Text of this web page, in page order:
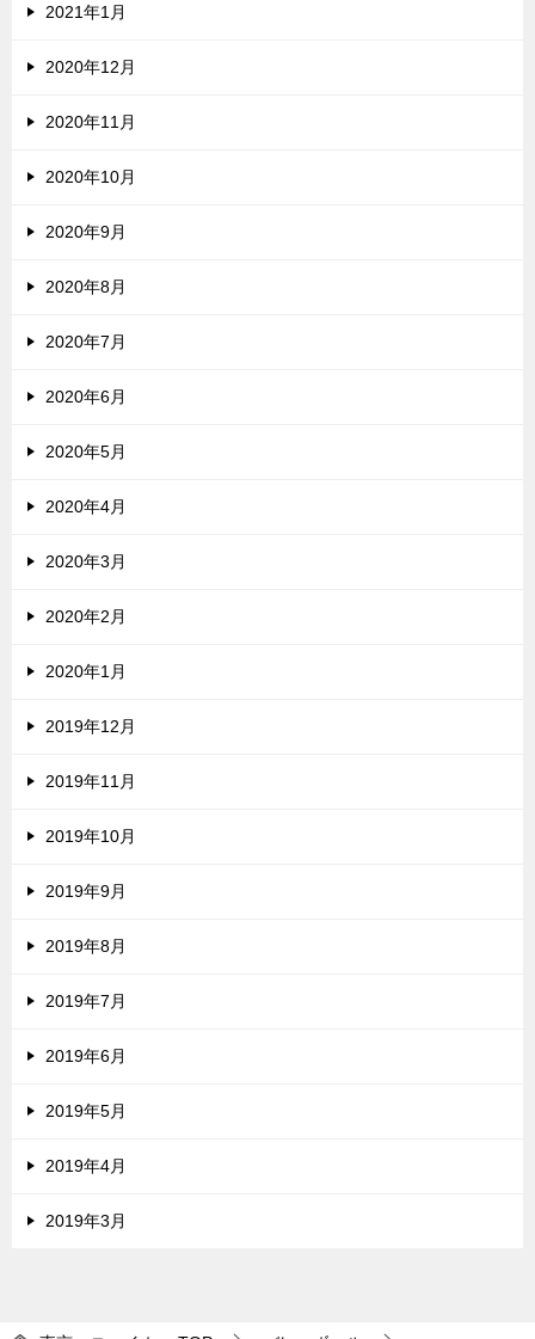
2021年1月
2020年12月
2020年11月
2020年10月
2020年9月
2020年8月
2020年7月
2020年6月
2020年5月
2020年4月
2020年3月
2020年2月
2020年1月
2019年12月
2019年11月
2019年10月
2019年9月
2019年8月
2019年7月
2019年6月
2019年5月
2019年4月
2019年3月